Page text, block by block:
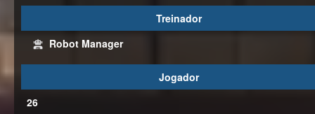
Treinador
Robot Manager
Jogador
26